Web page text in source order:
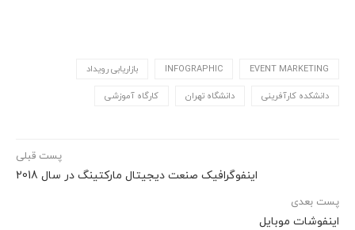
EVENT MARKETING
INFOGRAPHIC بازاریابی رویداد
دانشکده کارآفرینی دانشگاه تهران کارگاه آموزشی
پست قبلی
اینفوگرافیک صنعت دیجیتال مارکتینگ در سال 2018
پست بعدی
اینفوشات موبایل